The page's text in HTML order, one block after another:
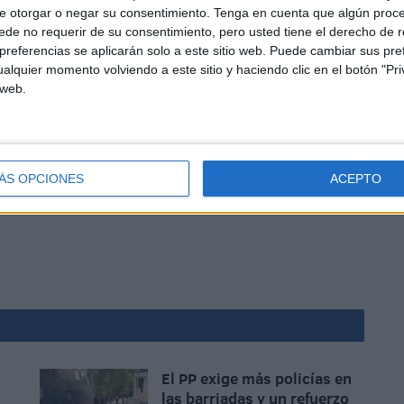
otorgar o negar su consentimiento. Tenga en cuenta que algún
no requerir de su consentimiento, pero usted tiene el derecho de
se aplicarán solo a este sitio web. Puede cambiar sus
momento volviendo a este sitio y haciendo clic en el botón
OPCIONES ACEPTO
personas y me consta que son muchas las que han
El PP exige más policías en
las barriadas y un refuerzo